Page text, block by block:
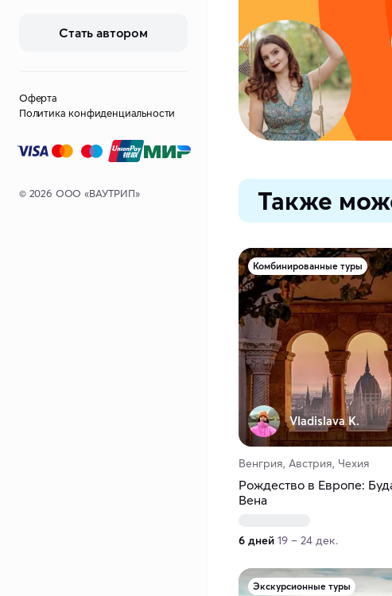
Стать автором
Оферта
Политика конфиденциальности
© 2026 ООО «ВАУТРИП» Также
Комбинированные туры
Vladislava K.
Венгрия, Австрия, Чехия
Рождество в Европе:
Вена
6 дней 19 – 24 дек.
Экскурсионные туры